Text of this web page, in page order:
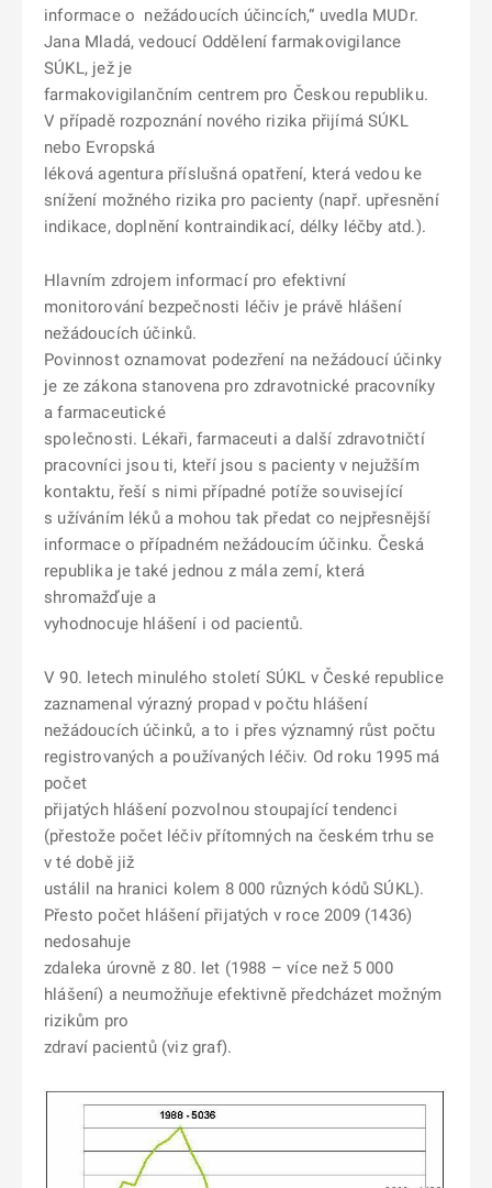
informace o nežádoucích účincích,“ uvedla MUDr.
Jana Mladá, vedoucí Oddělení farmakovigilance
SÚKL, jež je
farmakovigilančním centrem pro Českou republiku.
V případě rozpoznání nového rizika přijímá SÚKL
nebo Evropská
léková agentura příslušná opatření, která vedou ke
snížení možného rizika pro pacienty (např. upřesnění
indikace, doplnění kontraindikací, délky léčby atd.).
Hlavním zdrojem informací pro efektivní
monitorování bezpečnosti léčiv je právě hlášení
nežádoucích účinků.
Povinnost oznamovat podezření na nežádoucí účinky
je ze zákona stanovena pro zdravotnické pracovníky
a farmaceutické
společnosti. Lékaři, farmaceuti a další zdravotničtí
pracovníci jsou ti, kteří jsou s pacienty v nejužším
kontaktu, řeší s nimi případné potíže související
s užíváním léků a mohou tak předat co nejpřesnější
informace o případném nežádoucím účinku. Česká
republika je také jednou z mála zemí, která
shromažďuje a
vyhodnocuje hlášení i od pacientů.
V 90. letech minulého století SÚKL v České republice
zaznamenal výrazný propad v počtu hlášení
nežádoucích účinků, a to i přes významný růst počtu
registrovaných a používaných léčiv. Od roku 1995 má
počet
přijatých hlášení pozvolnou stoupající tendenci
(přestože počet léčiv přítomných na českém trhu se
v té době již
ustálil na hranici kolem 8 000 různých kódů SÚKL).
Přesto počet hlášení přijatých v roce 2009 (1436)
nedosahuje
zdaleka úrovně z 80. let (1988 – více než 5 000
hlášení) a neumožňuje efektivně předcházet možným
rizikům pro
zdraví pacientů (viz graf).